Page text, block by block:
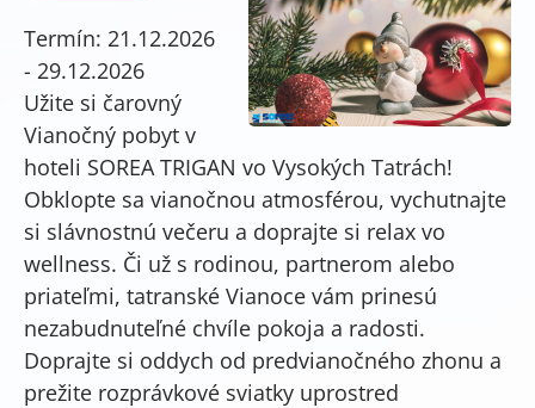
Termín: 21.12.2026
- 29.12.2026
Užite si čarovný
Vianočný pobyt v
hoteli SOREA TRIGAN vo Vysokých Tatrách!
Obklopte sa vianočnou atmosférou, vychutnajte
si slávnostnú večeru a doprajte si relax vo
wellness. Či už s rodinou, partnerom alebo
priateľmi, tatranské Vianoce vám prinesú
nezabudnuteľné chvíle pokoja a radosti.
Doprajte si oddych od predvianočného zhonu a
prežite rozprávkové sviatky uprostred